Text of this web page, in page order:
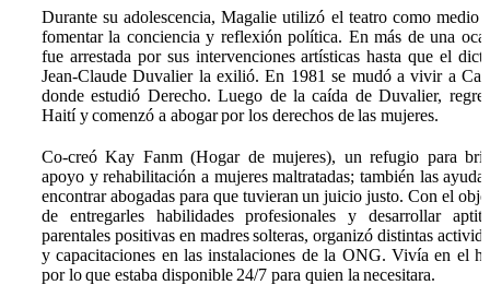
Durante su adolescencia, Magalie utilizó el teatro como medio
fomentar la conciencia y reflexión política. En más de una
fue arrestada por sus intervenciones artísticas hasta que el
Jean-Claude Duvalier la exilió. En 1981 se mudó a vivir a
donde estudió Derecho. Luego de la caída de Duvalier,
Haití y comenzó a abogar por los derechos de las mujeres.
Co-creó Kay Fanm (Hogar de mujeres), un refugio para
apoyo y rehabilitación a mujeres maltratadas; también las
encontrar abogadas para que tuvieran un juicio justo. Con el
de entregarles habilidades profesionales y desarrollar
parentales positivas en madres solteras, organizó distintas
y capacitaciones en las instalaciones de la ONG. Vivía en el
por lo que estaba disponible 24/7 para quien la necesitara.